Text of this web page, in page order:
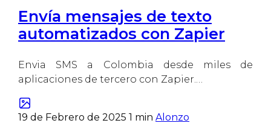
Envía mensajes de texto
automatizados con Zapier
Envia SMS a Colombia desde miles de
aplicaciones de tercero con Zapier.…
19 de Febrero de 2025 1 min Alonzo